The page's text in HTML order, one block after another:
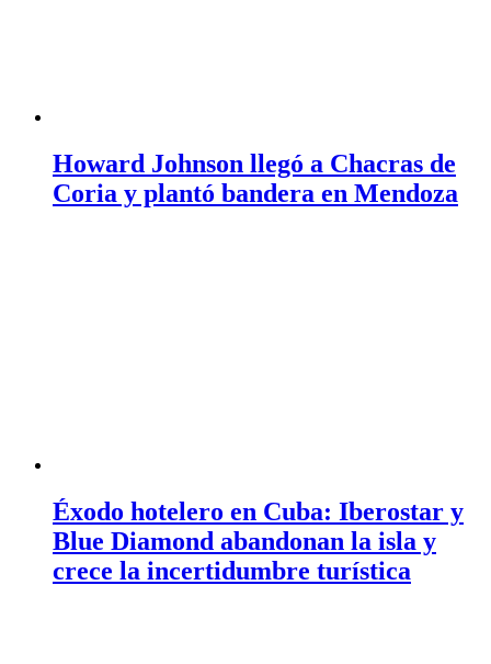
Howard Johnson llegó a Chacras de
Coria y plantó bandera en Mendoza
Éxodo hotelero en Cuba: Iberostar y
Blue Diamond abandonan la isla y
crece la incertidumbre turística